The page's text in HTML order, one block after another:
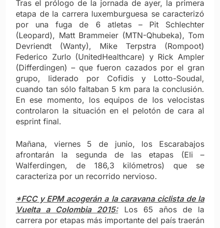
Tras el prólogo de la jornada de ayer, la primera
etapa de la carrera luxemburguesa se caracterizó
por una fuga de 6 atletas – Pit Schlechter
(Leopard), Matt Brammeier (MTN-Qhubeka), Tom
Devriendt (Wanty), Mike Terpstra (Rompoot)
Federico Zurlo (UnitedHealthcare) y Rick Ampler
(Differdingen) – que fueron cazados por el gran
grupo, liderado por Cofidis y Lotto-Soudal,
cuando tan sólo faltaban 5 km para la conclusión.
En ese momento, los equipos de los velocistas
controlaron la situación en el pelotón de cara al
esprint final.
Mañana, viernes 5 de junio, los Escarabajos
afrontarán la segunda de las etapas (Eli –
Walferdingen, de 186,3 kilómetros) que se
caracteriza por un recorrido nervioso.
*FCC y EPM acogerán a la caravana ciclista de la
Vuelta a Colombia 2015:Los 65 años de la
carrera por etapas más importante del país traerán